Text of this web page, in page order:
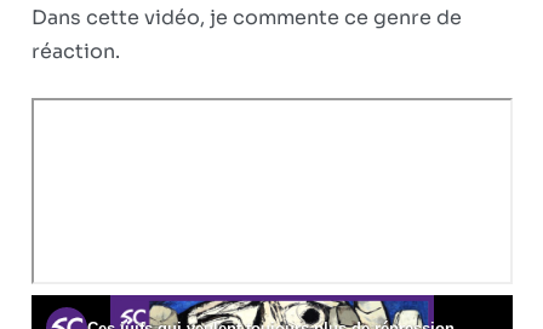
Dans cette vidéo, je commente ce genre de
réaction.